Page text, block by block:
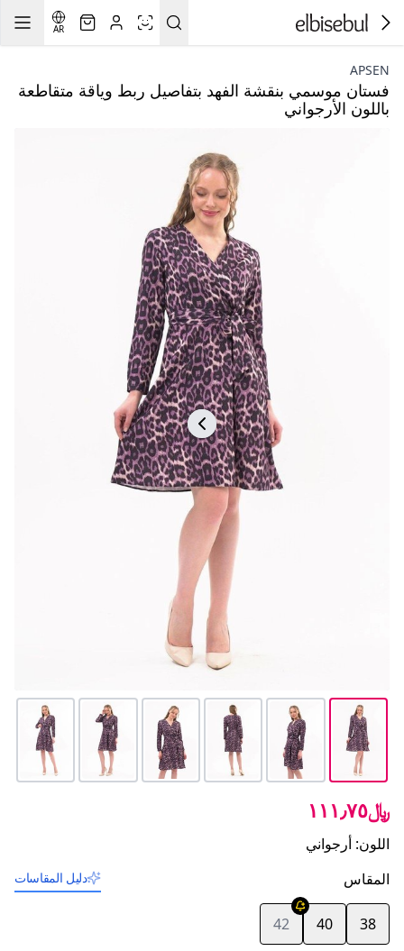
AR
APSEN
فستان موسمي بنقشة الفهد بتفاصيل ربط وياقة متقاطعة
باللون الأرجواني
﷼١١١٫٧٥
اللون: أرجواني
المقاس
دليل المقاسات
38
40
42